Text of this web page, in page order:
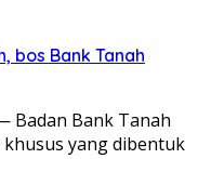
bos Bank Tanah
Badan Bank Tanah
yang dibentuk